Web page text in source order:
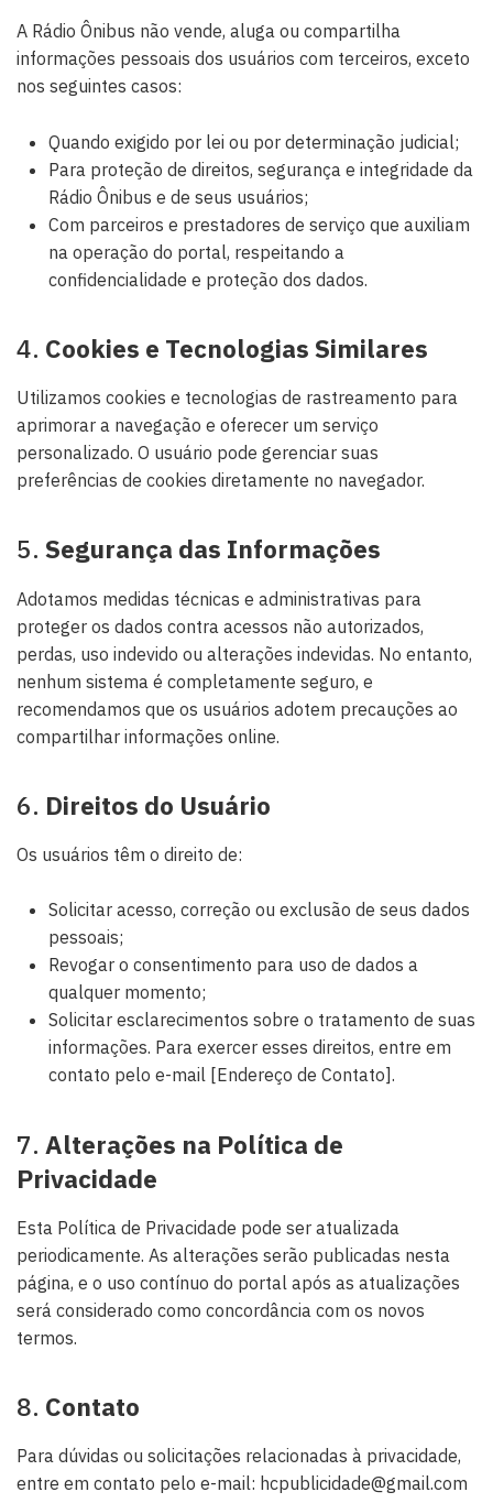
A Rádio Ônibus não vende, aluga ou compartilha
informações pessoais dos usuários com terceiros, exceto
nos seguintes casos:
Quando exigido por lei ou por determinação judicial;
Para proteção de direitos, segurança e integridade da
Rádio Ônibus e de seus usuários;
Com parceiros e prestadores de serviço que auxiliam
na operação do portal, respeitando a
confidencialidade e proteção dos dados.
4. Cookies e Tecnologias Similares
Utilizamos cookies e tecnologias de rastreamento para
aprimorar a navegação e oferecer um serviço
personalizado. O usuário pode gerenciar suas
preferências de cookies diretamente no navegador.
5. Segurança das Informações
Adotamos medidas técnicas e administrativas para
proteger os dados contra acessos não autorizados,
perdas, uso indevido ou alterações indevidas. No entanto,
nenhum sistema é completamente seguro, e
recomendamos que os usuários adotem precauções ao
compartilhar informações online.
6. Direitos do Usuário
Os usuários têm o direito de:
Solicitar acesso, correção ou exclusão de seus dados
pessoais;
Revogar o consentimento para uso de dados a
qualquer momento;
Solicitar esclarecimentos sobre o tratamento de suas
informações. Para exercer esses direitos, entre em
contato pelo e-mail [Endereço de Contato].
7. Alterações na Política de
Privacidade
Esta Política de Privacidade pode ser atualizada
periodicamente. As alterações serão publicadas nesta
página, e o uso contínuo do portal após as atualizações
será considerado como concordância com os novos
termos.
8. Contato
Para dúvidas ou solicitações relacionadas à privacidade,
entre em contato pelo e-mail: hcpublicidade@gmail.com